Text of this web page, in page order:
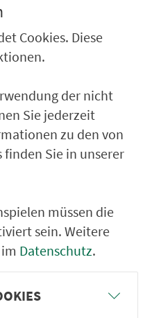
Ritter
Cookies. Diese
der nicht
Sie jederzeit
zu den von
finden Sie in unserer
müssen die
sein. Weitere
Datenschutz.